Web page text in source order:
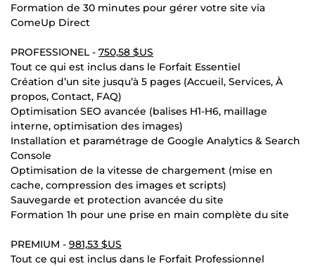
Formation de 30 minutes pour gérer votre site via
ComeUp Direct
PROFESSIONEL - 750,58 $US
Tout ce qui est inclus dans le Forfait Essentiel
Création d’un site jusqu’à 5 pages (Accueil, Services, À
propos, Contact, FAQ)
Optimisation SEO avancée (balises H1-H6, maillage
interne, optimisation des images)
Installation et paramétrage de Google Analytics & Search
Console
Optimisation de la vitesse de chargement (mise en
cache, compression des images et scripts)
Sauvegarde et protection avancée du site
Formation 1h pour une prise en main complète du site
PREMIUM - 981,53 $US
Tout ce qui est inclus dans le Forfait Professionnel